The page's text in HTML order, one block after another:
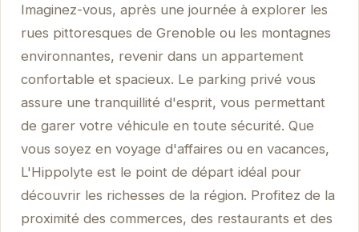
Imaginez-vous, après une journée à explorer les
rues pittoresques de Grenoble ou les montagnes
environnantes, revenir dans un appartement
confortable et spacieux. Le parking privé vous
assure une tranquillité d'esprit, vous permettant
de garer votre véhicule en toute sécurité. Que
vous soyez en voyage d'affaires ou en vacances,
L'Hippolyte est le point de départ idéal pour
découvrir les richesses de la région. Profitez de la
proximité des commerces, des restaurants et des